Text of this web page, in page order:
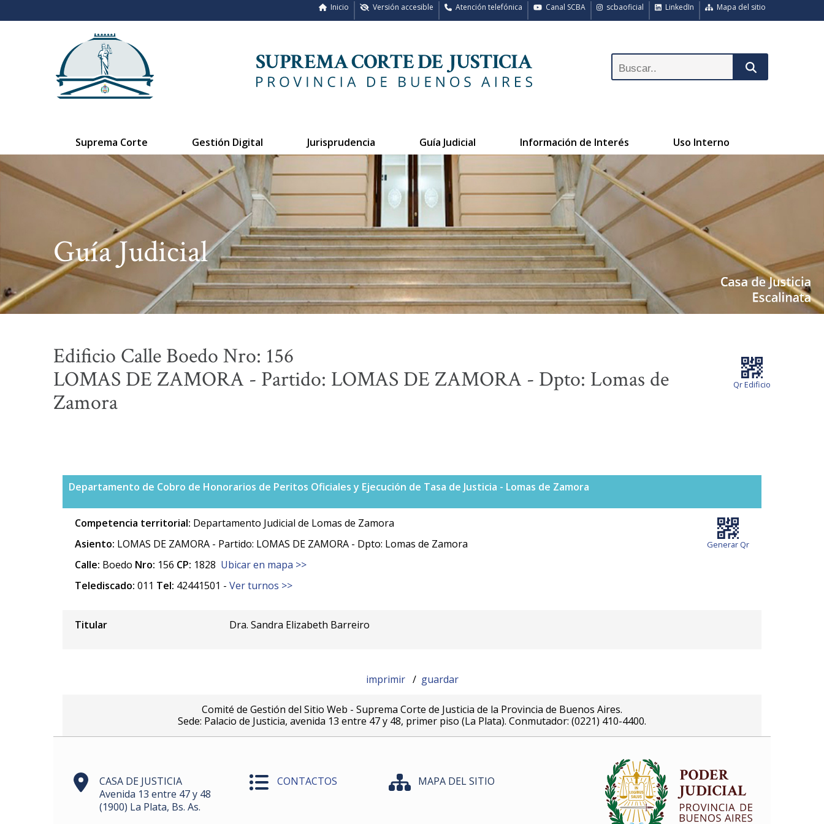
Mapa del sitio
LinkedIn
scbaoficial
Canal SCBA
Atención telefónica
Versión accesible
Inicio
Suprema Corte Gestión Digital Jurisprudencia Guía Judicial Información de Interés Uso Interno
Guía Judicial
Qr Edificio
Edificio Calle Boedo Nro: 156
LOMAS DE ZAMORA - Partido: LOMAS DE ZAMORA - Dpto: Lomas de
Zamora
Departamento de Cobro de Honorarios de Peritos Oficiales y Ejecución de Tasa de Justicia - Lomas de Zamora
Generar Qr
Competencia territorial: Departamento Judicial de Lomas de Zamora
Asiento: LOMAS DE ZAMORA - Partido: LOMAS DE ZAMORA - Dpto: Lomas de Zamora
Calle: Boedo Nro: 156 CP: 1828 Ubicar en mapa >>
Telediscado: 011 Tel: 42441501 - Ver turnos >>
Titular Dra. Sandra Elizabeth Barreiro
imprimir / guardar
Comité de Gestión del Sitio Web - Suprema Corte de Justicia de la Provincia de Buenos Aires.
Sede: Palacio de Justicia, avenida 13 entre 47 y 48, primer piso (La Plata). Conmutador: (0221) 410-4400.
CASA DE JUSTICIA
Avenida 13 entre 47 y 48
(1900) La Plata, Bs. As.
CONTACTOS MAPA DEL SITIO